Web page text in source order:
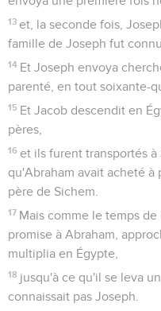
13 et, la seconde fois,
famille de Joseph fut
14 Et Joseph envoya
parenté, en tout soixante-
15 Et Jacob descendit en
pères,
16 et ils furent transportés
qu'Abraham avait acheté à
père de Sichem.
17 Mais comme le temps
promise à Abraham,
multiplia en Égypte,
18 jusqu'à ce qu'il se leva
connaissait pas Joseph.